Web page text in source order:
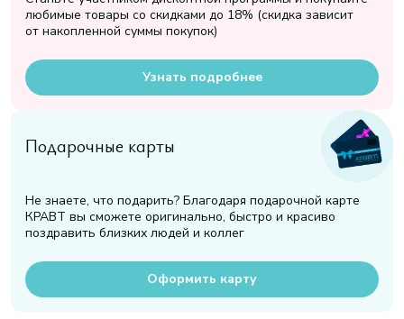
любимые товары со скидками до 18% (скидка зависит
от накопленной суммы покупок)
Узнать подробнее
Подарочные карты
Не знаете, что подарить? Благодаря подарочной карте
КРАВТ вы сможете оригинально, быстро и красиво
поздравить близких людей и коллег
Оформить карту